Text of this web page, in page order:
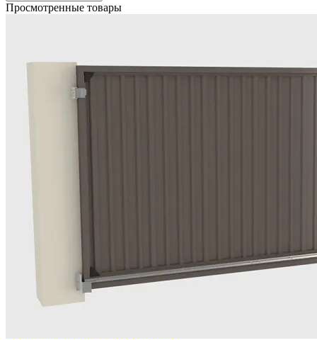
Просмотренные товары